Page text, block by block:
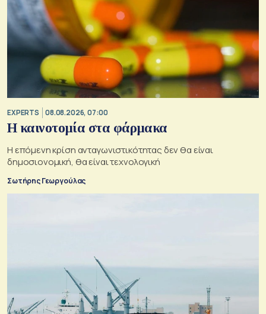
EXPERTS 08.08.2026, 07:00
Η καινοτομία στα φάρμακα
Η επόμενη κρίση ανταγωνιστικότητας δεν θα είναι
δημοσιονομική, θα είναι τεχνολογική
Σωτήρης Γεωργούλας